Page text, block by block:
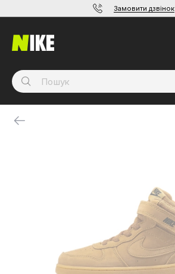
Замовити дзвінок